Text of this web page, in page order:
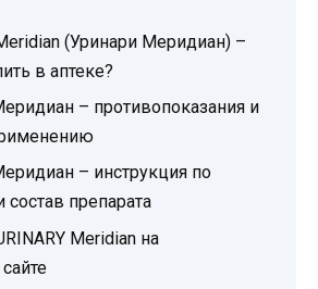
(Уринари Меридиан) –
в аптеке?
– противопоказания и
– инструкция по
препарата
Meridian на